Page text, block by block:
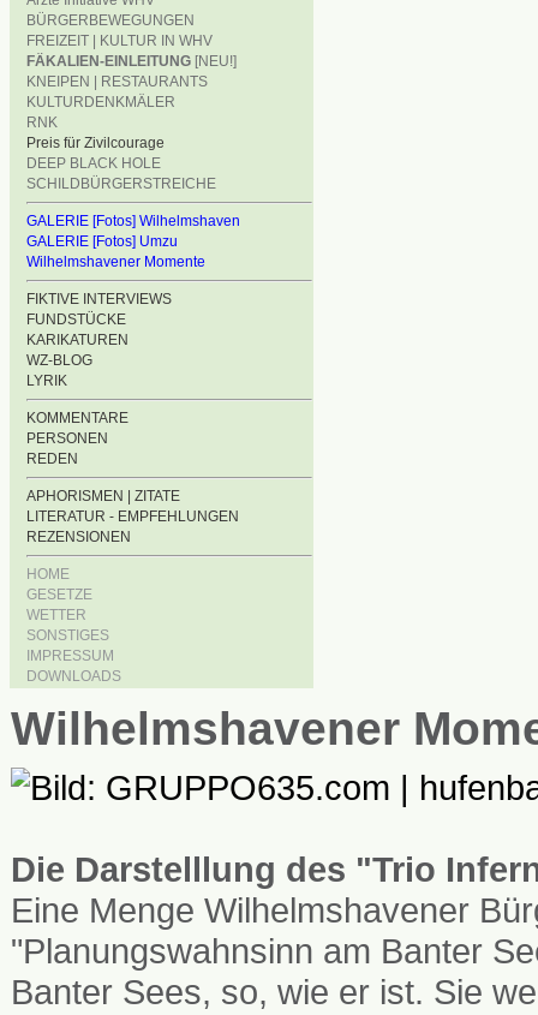
BÜRGERBEWEGUNGEN
FREIZEIT | KULTUR IN WHV
FÄKALIEN-EINLEITUNG [NEU!]
KNEIPEN | RESTAURANTS
KULTURDENKMÄLER
RNK
Preis für Zivilcourage
DEEP BLACK HOLE
SCHILDBÜRGERSTREICHE
GALERIE [Fotos] Wilhelmshaven
GALERIE [Fotos] Umzu
Wilhelmshavener Momente
FIKTIVE INTERVIEWS
FUNDSTÜCKE
KARIKATUREN
WZ-BLOG
LYRIK
KOMMENTARE
PERSONEN
REDEN
APHORISMEN | ZITATE
LITERATUR - EMPFEHLUNGEN
REZENSIONEN
HOME
GESETZE
WETTER
SONSTIGES
IMPRESSUM
DOWNLOADS
Wilhelmshavener
Die Darstelllung des "Trio
Eine Menge Wilhelmshavener
"Planungswahnsinn am Banter
Banter Sees, so, wie er ist. Sie